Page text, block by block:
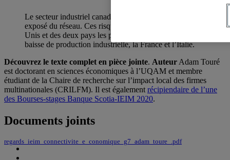
Le secteur industriel canadien est le deuxième plus
exposé du réseau. Ces risques proviennent des États-
Unis et des deux pays les plus touchés en termes de
baisse de production industrielle, la France et l’Italie.
Découvrez le texte complet en pièce jointe. Auteur Adam Touré
est doctorant en sciences économiques à l’UQAM et membre
étudiant de la Chaire de recherche sur l’impact local des firmes
multinationales (CRILFM). Il est également récipiendaire de l’une
des Bourses-stages Banque Scotia-IEIM 2020.
Documents joints
regards_ieim_connectivite_e_conomique_g7_adam_toure_.pdf